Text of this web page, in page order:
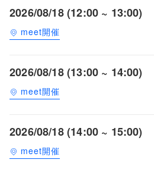
2026/08/18 (12:00 ~ 13:00)
meet開催
2026/08/18 (13:00 ~ 14:00)
meet開催
2026/08/18 (14:00 ~ 15:00)
meet開催